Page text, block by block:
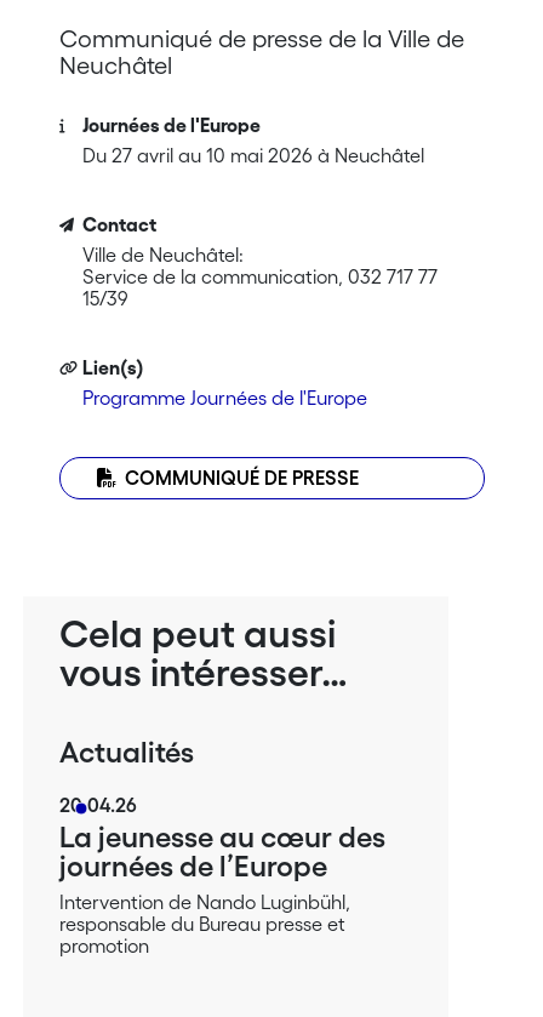
Communiqué de presse de la Ville de
Neuchâtel
Journées de l'Europe
Du 27 avril au 10 mai 2026 à Neuchâtel
Contact
Ville de Neuchâtel:
Service de la communication, 032 717 77
15/39
Lien(s)
Programme Journées de l'Europe
COMMUNIQUÉ DE PRESSE
Cela peut aussi
vous intéresser…
Actualités
20.04.26
La jeunesse au cœur des
journées de l’Europe
Intervention de Nando Luginbühl,
responsable du Bureau presse et
promotion